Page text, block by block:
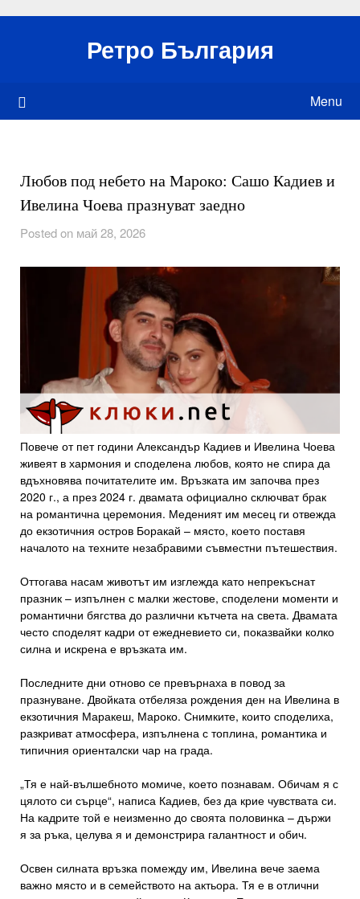
Ретро България
Menu
Любов под небето на Мароко: Сашо Кадиев и
Ивелина Чоева празнуват заедно
Posted on май 28, 2026
Повече от пет години Александър Кадиев и Ивелина Чоева
живеят в хармония и споделена любов, която не спира да
вдъхновява почитателите им. Връзката им започва през
2020 г., а през 2024 г. двамата официално сключват брак
на романтична церемония. Меденият им месец ги отвежда
до екзотичния остров Боракай – място, което поставя
началото на техните незабравими съвместни пътешествия.
Оттогава насам животът им изглежда като непрекъснат
празник – изпълнен с малки жестове, споделени моменти и
романтични бягства до различни кътчета на света. Двамата
често споделят кадри от ежедневието си, показвайки колко
силна и искрена е връзката им.
Последните дни отново се превърнаха в повод за
празнуване. Двойката отбеляза рождения ден на Ивелина в
екзотичния Маракеш, Мароко. Снимките, които споделиха,
разкриват атмосфера, изпълнена с топлина, романтика и
типичния ориенталски чар на града.
„Тя е най-вълшебното момиче, което познавам. Обичам я с
цялото си сърце“, написа Кадиев, без да крие чувствата си.
На кадрите той е неизменно до своята половинка – държи
я за ръка, целува я и демонстрира галантност и обич.
Освен силната връзка помежду им, Ивелина вече заема
важно място и в семейството на актьора. Тя е в отлични